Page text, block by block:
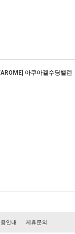
아쿠아겔수딩밸런
안내 제휴문의